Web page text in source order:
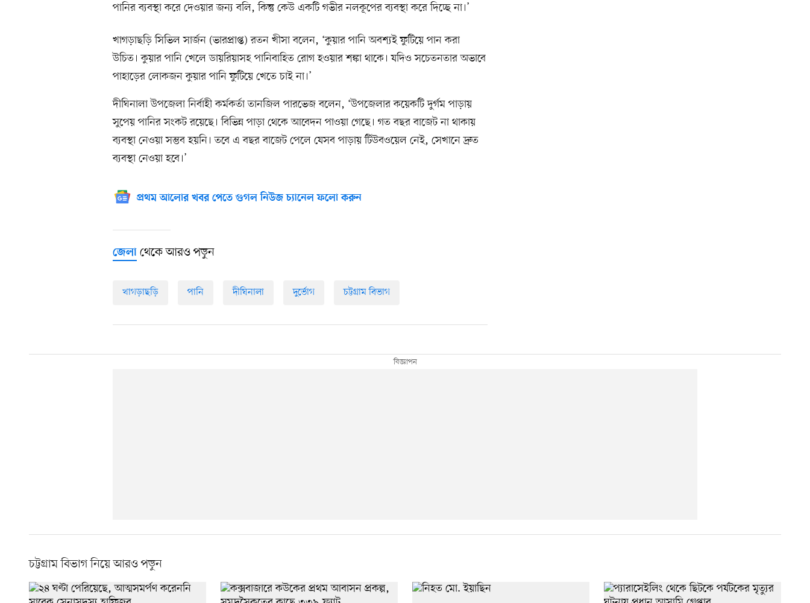
পানির ব্যবস্থা করে দেওয়ার জন্য বলি, কিন্তু কেউ একটি গভীর নলকূপের ব্যবস্থা করে দিচ্ছে না।’
খাগড়াছড়ি সিভিল সার্জন (ভারপ্রাপ্ত) রতন খীসা বলেন, ‘কুয়ার পানি অবশ্যই ফুটিয়ে পান করা
উচিত। কুয়ার পানি খেলে ডায়রিয়াসহ পানিবাহিত রোগ হওয়ার শঙ্কা থাকে। যদিও সচেতনতার অভাবে
পাহাড়ের লোকজন কুয়ার পানি ফুটিয়ে খেতে চাই না।’
দীঘিনালা উপজেলা নির্বাহী কর্মকর্তা তানজিল পারভেজ বলেন, ‘উপজেলার কয়েকটি দুর্গম পাড়ায়
সুপেয় পানির সংকট রয়েছে। বিভিন্ন পাড়া থেকে আবেদন পাওয়া গেছে। গত বছর বাজেট না থাকায়
ব্যবস্থা নেওয়া সম্ভব হয়নি। তবে এ বছর বাজেট পেলে যেসব পাড়ায় টিউবওয়েল নেই, সেখানে দ্রুত
ব্যবস্থা নেওয়া হবে।’
প্রথম আলোর খবর পেতে গুগল নিউজ চ্যানেল ফলো করুন
জেলা থেকে আরও পড়ুন
খাগড়াছড়ি পানি দীঘিনালা দুর্ভোগ চট্টগ্রাম বিভাগ
চট্টগ্রাম বিভাগ নিয়ে আরও পড়ুন